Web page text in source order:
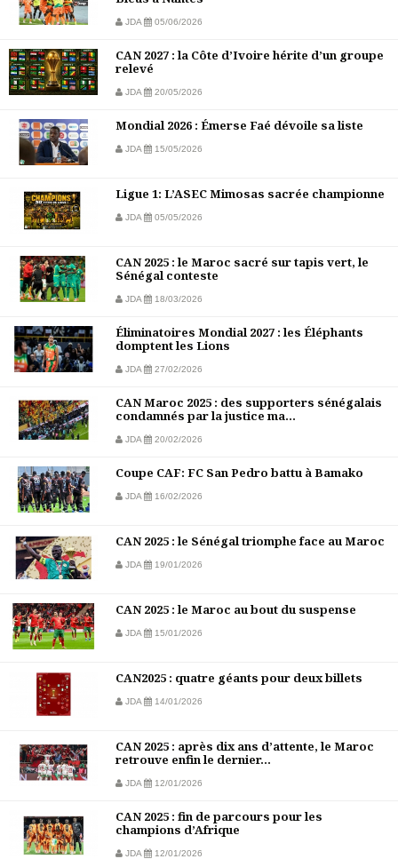
JDA 05/06/2026
CAN 2027 : la Côte d’Ivoire hérite d’un groupe
relevé
JDA 20/05/2026
Mondial 2026 : Émerse Faé dévoile sa liste
JDA 15/05/2026
Ligue 1: L’ASEC Mimosas sacrée championne
JDA 05/05/2026
CAN 2025 : le Maroc sacré sur tapis vert, le
Sénégal conteste
JDA 18/03/2026
Éliminatoires Mondial 2027 : les Éléphants
domptent les Lions
JDA 27/02/2026
CAN Maroc 2025 : des supporters sénégalais
condamnés par la justice ma...
JDA 20/02/2026
Coupe CAF: FC San Pedro battu à Bamako
JDA 16/02/2026
CAN 2025 : le Sénégal triomphe face au Maroc
JDA 19/01/2026
CAN 2025 : le Maroc au bout du suspense
JDA 15/01/2026
CAN2025 : quatre géants pour deux billets
JDA 14/01/2026
CAN 2025 : après dix ans d’attente, le Maroc
retrouve enfin le dernier...
JDA 12/01/2026
CAN 2025 : fin de parcours pour les
champions d’Afrique
JDA 12/01/2026